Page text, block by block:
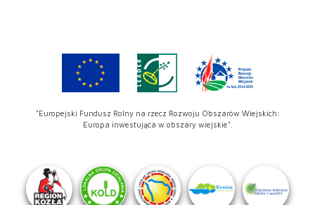
"Europejski Fundusz Rolny na rzecz Rozwoju Obszarów Wiejskich:
Europa inwestująca w obszary wiejskie".